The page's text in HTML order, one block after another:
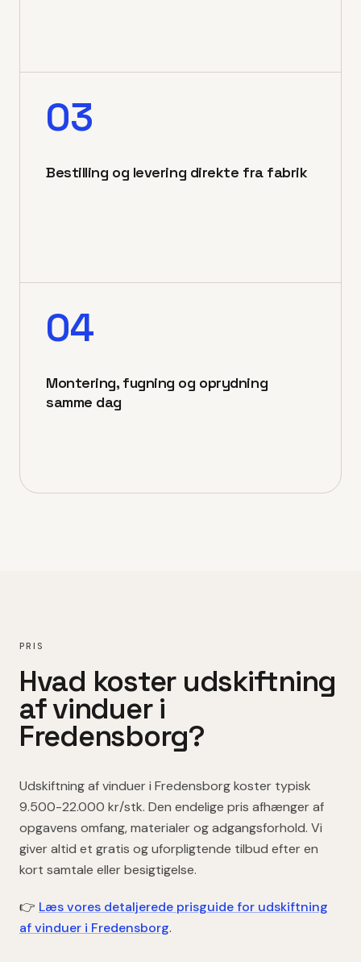
03
Bestilling og levering direkte fra fabrik
04
Montering, fugning og oprydning
samme dag
PRIS
Hvad koster udskiftning
af vindueri
Fredensborg?
Udskiftning af vindueri Fredensborgkoster typisk
9.500-22.000 kr/stk. Den endelige pris afhænger af
opgavens omfang, materialer og adgangsforhold. Vi
giver altid et gratis og uforpligtende tilbud efter en
kort samtale eller besigtigelse.
👉 Læs vores detaljerede prisguide for udskiftning
af vinduer i Fredensborg.